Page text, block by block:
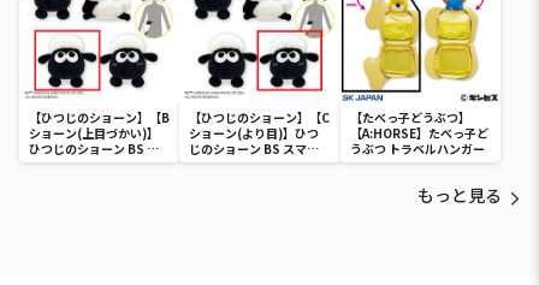
【ひつじのショーン】【B
ショーン(上目づかい)】
ひつじのショーン BS ス
マホショーンルダー
【ひつじのショーン】【C
ショーン(より目)】ひつ
じのショーン BS スマホ
ショーンルダー
【たべっ子どうぶつ】
【A:HORSE】たべっ子ど
うぶつ トラベルハンガー
もっと見る